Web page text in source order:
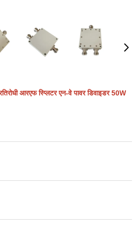
आरएफ स्प्लिटर एन-वे पावर डिवाइडर 50W